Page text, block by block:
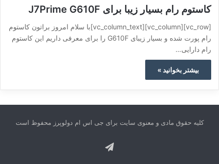
کاستوم رام بسیار زیبا برای J7Prime G610F
[vc_row][vc_column][vc_column_text]با سلام امروز براتون کاستوم
رام پورت شده و بسیار زیبای G610F را برای معرفی داریم این کاستوم
رام دارایی…
بیشتر بخوانید »
کلیه حقوق مادی و معنوی سایت برای جی اس ام دولوپرز محفوظ است
تلگرام